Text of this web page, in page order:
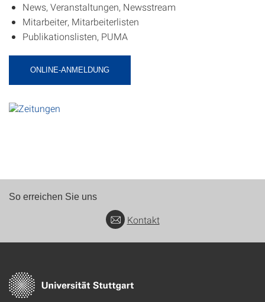
News, Veranstaltungen, Newsstream
Mitarbeiter, Mitarbeiterlisten
Publikationslisten, PUMA
ONLINE-ANMELDUNG
So erreichen Sie uns
Kontakt